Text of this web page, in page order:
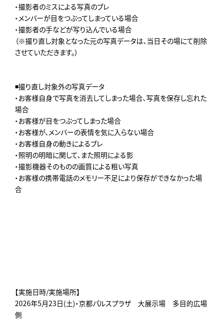
・撮影者のミスによる写真のブレ
・メンバーが目をつぶってしまっている場合
・撮影者の手などが写り込んでいる場合
（※撮り直し対象となった元の写真データは、当日その場にて削除
させていただきます。）
◾️撮り直し対象外の写真データ
・お客様自身で写真を消去してしまった場合、写真を保存し忘れた
場合
・お客様が目をつぶってしまった場合
・お客様が、メンバーの表情を気に入らない場合
・お客様自身の動きによるブレ
・照明の明暗に関して、また照明による影
・撮影機器そのものの画質による粗い写真
・お客様の携帯電話のメモリー不足により保存ができなかった場
合
【実施日時/実施場所】
2026年5月23日(土)・京都パルスプラザ 大展示場 多目的広場
側